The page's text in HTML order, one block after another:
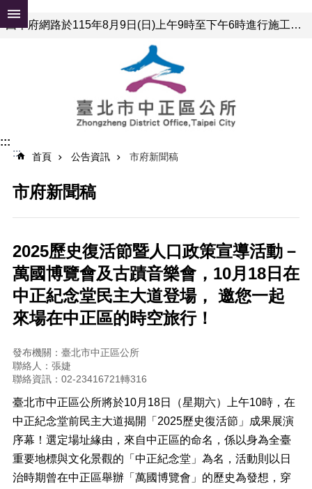
跳到主要內容區塊
因本府網路於115年8月9日(日)上午9時至下午6時進行施工，屆時可能有網路瞬斷之情形，若有網站或服務卡住情形，請重新連線即可排除，造成不便，敬請見諒。
資
便
民
務
認
識
中
正
關
介
紹
里
資
訊
政
:::
:::
首頁 公告資訊 市府新聞稿
市府新聞稿
2025歷史復活節暨人口政策宣導活動－
萬國博覽會及古蹟音樂會，10月18日在
中正紀念堂民主大道登場， 邀您一起
來場在中正區的時空旅行！
發布機關：臺北市中正區公所
聯絡人：張婕
聯絡資訊：02-23416721轉316
臺北市中正區公所將於10月18日（星期六）上午10時，在
中正紀念堂前民主大道揭開「2025歷史復活節」成果展演
序幕！選定場址緣由，來自中正區的命名，係以身為全臺
重要地標與文化景觀的「中正紀念堂」為名，活動則以日
治時期曾在中正區舉辦「萬國博覽會」的歷史為發想，穿